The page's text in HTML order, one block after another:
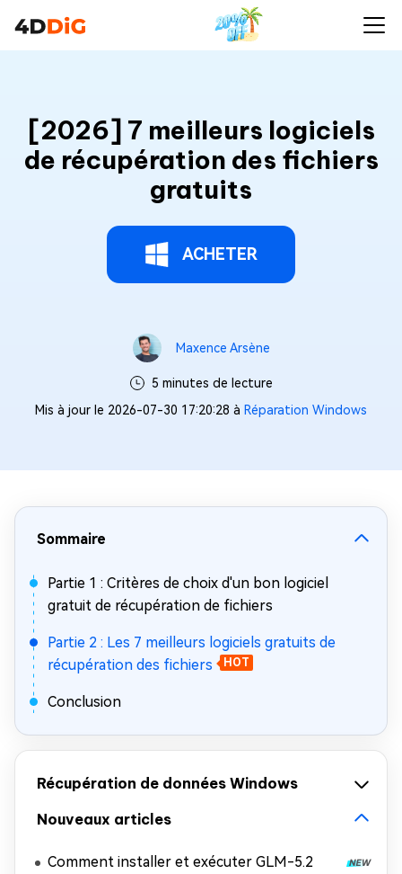
[2026] 7 meilleurs logiciels
de récupération des fichiers
gratuits
ACHETER
Maxence Arsène
5 minutes de lecture
Mis à jour le 2026-07-30 17:20:28 à Réparation Windows
Sommaire
Partie 1 : Critères de choix d'un bon logiciel
gratuit de récupération de fichiers
Partie 2 : Les 7 meilleurs logiciels gratuits de
récupération des fichiers
HOT
Conclusion
Récupération de données Windows
Nouveaux articles
Comment installer et exécuter GLM-5.2